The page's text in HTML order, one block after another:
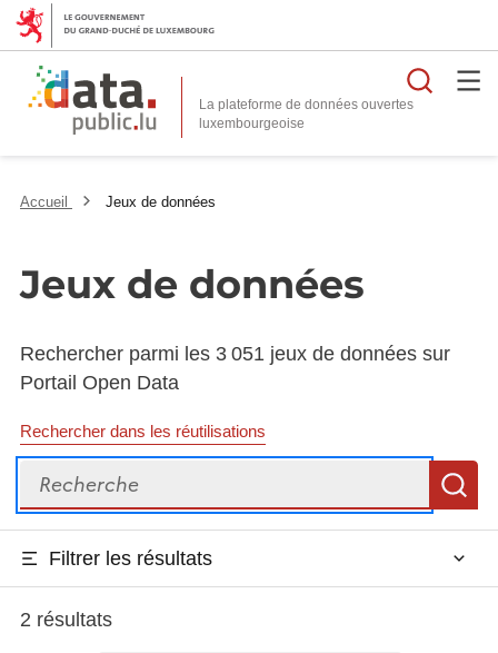
La plateforme de données ouvertes
Accueil Jeux de données
Jeux de données
Rechercher parmi les 3 051 jeux de données sur
Portail Open Data
Rechercher dans les réutilisations
Recherche
Filtrer les résultats
2 résultats